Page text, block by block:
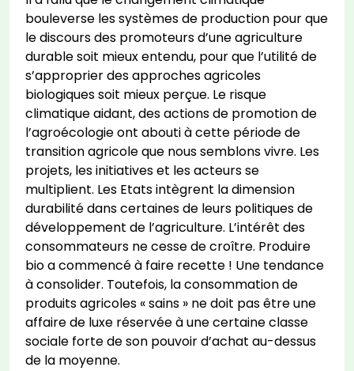
bouleverse les systèmes de production pour que
le discours des promoteurs d’une agriculture
durable soit mieux entendu, pour que l’utilité de
s’approprier des approches agricoles
biologiques soit mieux perçue. Le risque
climatique aidant, des actions de promotion de
l’agroécologie ont abouti à cette période de
transition agricole que nous semblons vivre. Les
projets, les initiatives et les acteurs se
multiplient. Les Etats intègrent la dimension
durabilité dans certaines de leurs politiques de
développement de l’agriculture. L’intérêt des
consommateurs ne cesse de croître. Produire
bio a commencé à faire recette ! Une tendance
à consolider. Toutefois, la consommation de
produits agricoles « sains » ne doit pas être une
affaire de luxe réservée à une certaine classe
sociale forte de son pouvoir d’achat au-dessus
de la moyenne.